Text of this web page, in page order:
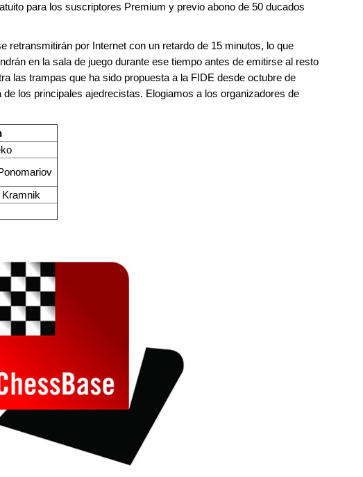
para los suscriptores Premium y previo abono de 50 ducados
retransmitirán por Internet con un retardo de 15 minutos, lo que
en la sala de juego durante ese tiempo antes de emitirse al resto
las trampas que ha sido propuesta a la FIDE desde octubre de
los principales ajedrecistas. Elogiamos a los organizadores de